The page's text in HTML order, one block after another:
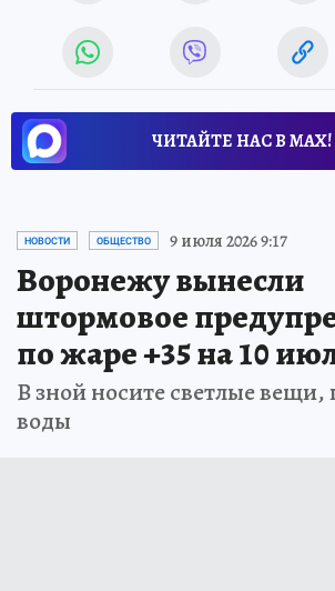
ЧИТАЙТЕ НАС В МАХ!
НОВОСТИ ОБЩЕСТВО 9 июля 2026 9:17
Воронежу вынесли
штормовое
по жаре +35 на 10
В зной носите светлые вещи,
воды